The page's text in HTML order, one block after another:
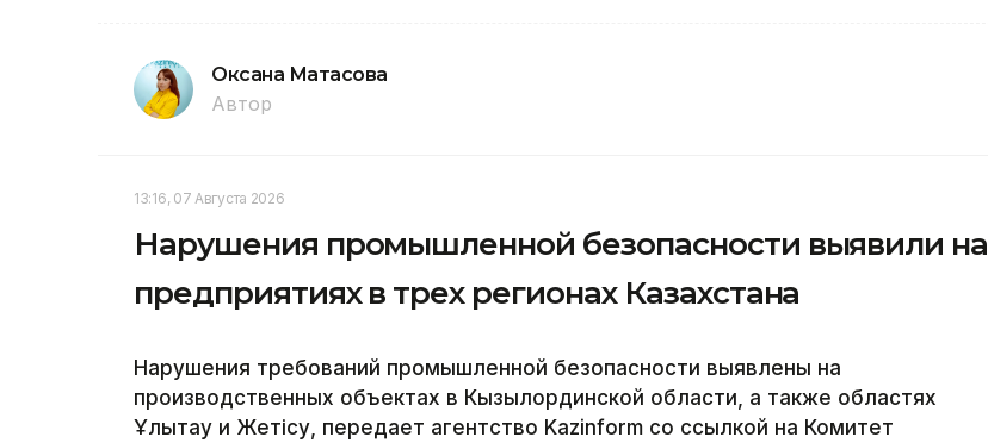
Оксана Матасова
Автор
13:16, 07 Августа 2026
Нарушения промышленной безопасности выявили на
предприятиях в трех регионах Казахстана
Нарушения требований промышленной безопасности выявлены на
производственных объектах в Кызылординской области, а также областях
Ұлытау и Жетісу, передает агентство Kazinform со ссылкой на Комитет